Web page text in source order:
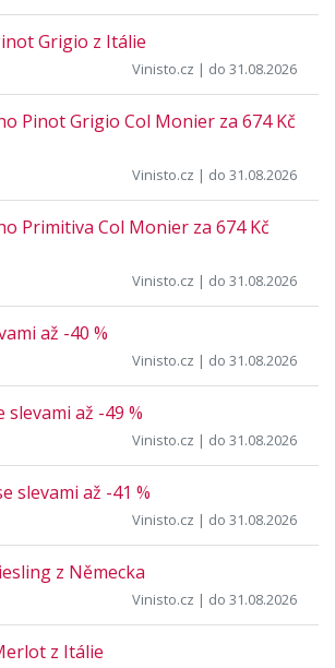
Grigio z Itálie
Vinisto.cz | do 31.08.2026
Pinot Grigio Col Monier za 674 Kč
Vinisto.cz | do 31.08.2026
Primitiva Col Monier za 674 Kč
Vinisto.cz | do 31.08.2026
až -40 %
Vinisto.cz | do 31.08.2026
slevami až -49 %
Vinisto.cz | do 31.08.2026
slevami až -41 %
Vinisto.cz | do 31.08.2026
z Německa
Vinisto.cz | do 31.08.2026
z Itálie